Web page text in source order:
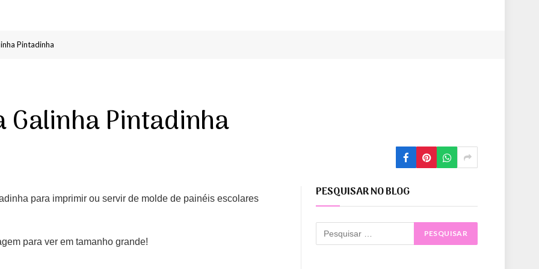
Pintadinha
Galinha Pintadinha
para imprimir ou servir de molde de painéis escolares
para ver em tamanho grande!
PESQUISAR NO BLOG